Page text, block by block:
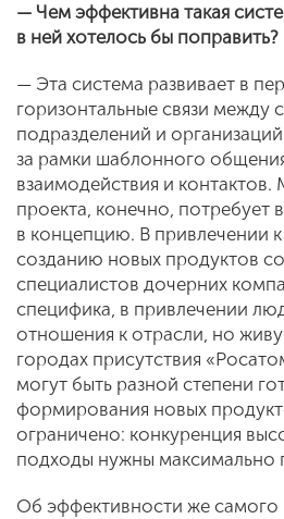
— Чем эффективна такая
в ней хотелось бы по­править?
— Эта система развивает в
горизонтальные связи между
подразделений и
за рамки шаблонного
взаимодействия и
проекта, конечно, потребует
в концепцию. В привлечении
созданию новых продуктов
специалистов дочерних
специфика, в привлечении
отношения к отрасли, но
городах присутствия
могут быть разной степени
формирования новых
ограничено: конкуренция
подходы нужны максимально
Об эффективности же